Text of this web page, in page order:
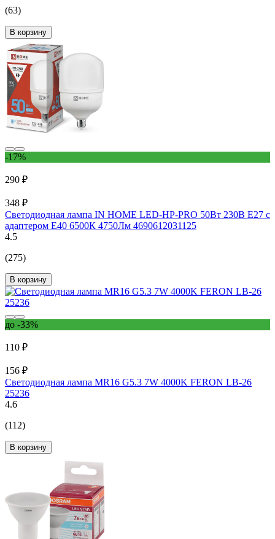
(63)
В корзину
-17%
290 ₽
348 ₽
Светодиодная лампа IN HOME LED-HP-PRO 50Вт 230В Е27 с
адаптером E40 6500К 4750Лм 4690612031125
4.5
(275)
В корзину
до -33%
110 ₽
156 ₽
Светодиодная лампа MR16 G5.3 7W 4000K FERON LB-26
25236
4.6
(112)
В корзину